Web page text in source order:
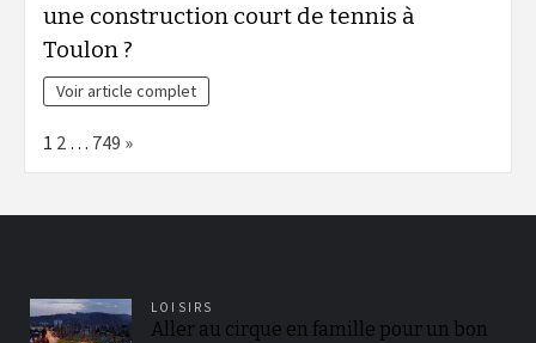
une construction court de tennis à
Toulon ?
Voir article complet
Page:
1 2 … 749 Next
»
LOISIRS
Aller au cirque en famille pour un bon